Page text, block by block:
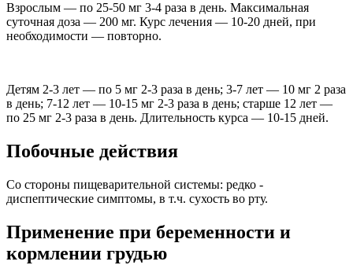
Взрослым — по 25-50 мг 3-4 раза в день. Максимальная
суточная доза — 200 мг. Курс лечения — 10-20 дней, при
необходимости — повторно.
Детям 2-3 лет — по 5 мг 2-3 раза в день; 3-7 лет — 10 мг 2 раза
в день; 7-12 лет — 10-15 мг 2-3 раза в день; старше 12 лет —
по 25 мг 2-3 раза в день. Длительность курса — 10-15 дней.
Побочные действия
Со стороны пищеварительной системы: редко -
диспептические симптомы, в т.ч. сухость во рту.
Применение при беременности и
кормлении грудью